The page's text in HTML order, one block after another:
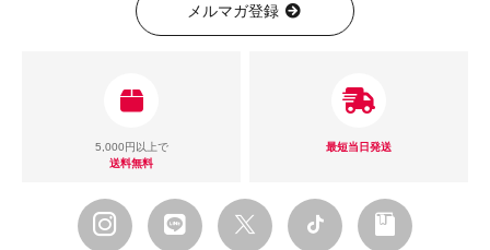
メルマガ登録
5,000円以上で
送料無料
最短当日発送